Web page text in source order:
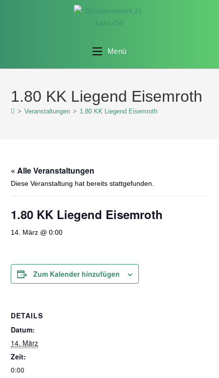
Menü
1.80 KK Liegend Eisemroth
> Veranstaltungen > 1.80 KK Liegend Eisemroth
« Alle Veranstaltungen
Diese Veranstaltung hat bereits stattgefunden.
1.80 KK Liegend Eisemroth
14. März @ 0:00
Zum Kalender hinzufügen
DETAILS
Datum:
14. März
Zeit:
0:00